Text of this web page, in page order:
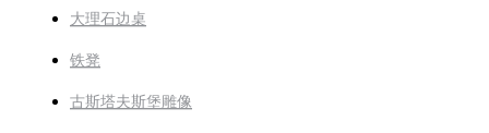
大理石边桌
铁凳
古斯塔夫斯堡雕像